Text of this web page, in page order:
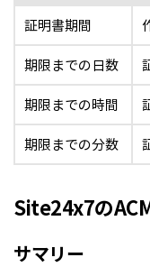
証明書期間
期限までの日数
期限までの時間
期限までの分数
Site24x7の
サマリー